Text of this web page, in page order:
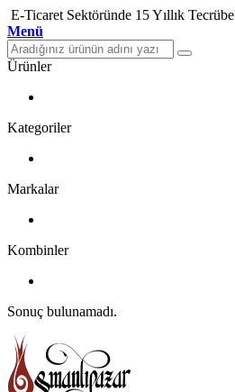
E-Ticaret Sektöründe 15 Yıllık Tecrübe
Menü
Ürünler
Kategoriler
Markalar
Kombinler
Sonuç bulunamadı.